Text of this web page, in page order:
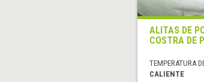
ALITAS DE
COSTRA DE
TEMPERATURA
CALIENTE